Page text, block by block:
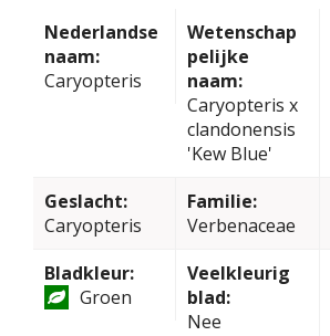
Nederlandse
naam:
Caryopteris
Wetenschap
pelijke
naam:
Caryopteris x
clandonensis
'Kew Blue'
Geslacht:
Caryopteris
Familie:
Verbenaceae
Bladkleur:
Groen
Veelkleurig
blad:
Nee